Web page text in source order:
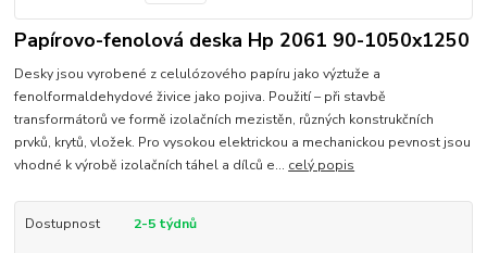
Papírovo-fenolová deska Hp 2061 90-1050x1250
Desky jsou vyrobené z celulózového papíru jako výztuže a
fenolformaldehydové živice jako pojiva. Použití – při stavbě
transformátorů ve formě izolačních mezistěn, různých konstrukčních
prvků, krytů, vložek. Pro vysokou elektrickou a mechanickou pevnost jsou
vhodné k výrobě izolačních táhel a dílců e... celý popis
Dostupnost 2-5 týdnů